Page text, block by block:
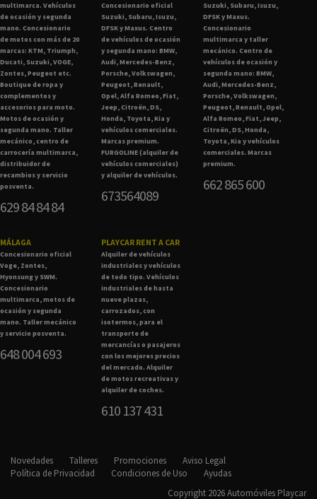
multimarca. Vehículos
de ocasión y segunda
mano. Concesionario
de motos con más de 20
marcas: KTM, Triumph,
Ducati, Suzuki, VOGE,
Zontes, Peugeot etc.
Boutique de ropa y
complementos y
accesorios para moto.
Motos de ocasión y
segunda mano. Taller
mecánico, centro de
carrocería multimarca,
distribuidor de
recambios y servicio
posventa.
629 84 84 84
Concesionario oficial
Suzuki, Subaru, Isuzu,
DFSK y Maxus. Centro
de vehículos de ocasión
y segunda mano: BMW,
Audi, Mercedes-Benz,
Porsche, Volkswagen,
Peugeot, Renault,
Opel, Alfa Romeo, Fiat,
Jeep, Citroën, DS,
Honda, Toyota, Kia y
vehículos comerciales.
Marcas premium.
FURGOLINE (alquiler de
vehículos comerciales)
y alquiler de vehículos.
673564089
Suzuki, Subaru, Isuzu,
DFSK y Maxus.
Concesionario
multimarca y taller
mecánico. Centro de
vehículos de ocasión y
segunda mano: BMW,
Audi, Mercedes-Benz,
Porsche, Volkswagen,
Peugeot, Renault, Opel,
Alfa Romeo, Fiat, Jeep,
Citroën, DS, Honda,
Toyota, Kia y vehículos
comerciales. Marcas
premium.
662 865 600
MÁLAGA
Concesionario oficial
Voge, Zontes,
Hyonsung y SWM.
Concesionario
multimarca, motos de
ocasión y segunda
mano. Taller mecánico
y servicio posventa.
648 004 693
PLAYCAR RENT A CAR
Alquiler de vehículos
industriales y vehículos
de todo tipo. Vehículos
industriales de hasta
nueve plazas,
carrozados, con
isotermos, para el
transporte de
mercancías o pasajeros
con los mejores precios
del mercado. Alquiler
de motos recreativas y
alquiler de coches.
610 137 431
Novedades Talleres Promociones
Aviso Legal
Política de Privacidad
Condiciones de Uso
Ayudas
Copyright 2026 Automóviles Playcar